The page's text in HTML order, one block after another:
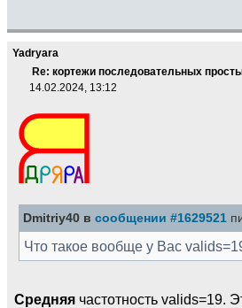
Yadryara
Re: кортежи последовательных
14.02.2024, 13:12
Dmitriy40 в сообщении #1629521
Что такое вообще у Вас
Средняя частотность valids=19.